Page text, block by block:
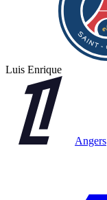
Luis Enrique
Angers